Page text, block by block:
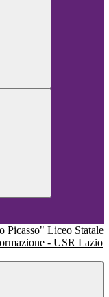
Liceo Statale
- USR Lazio